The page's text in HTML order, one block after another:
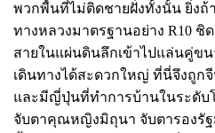
พวกพื้นที่ไม่ติดชายฝั่งทั้งนั้น ยิ่งถ้
ทางหลวงมาตรฐานอย่าง R10 ชิ
สายในแผ่นดินลึกเข้าไปแล่นคู่ข
เดินทางได้สะดวกใหญ่ ที่นี่จึงถูก
และมีญี่ปุ่นที่ทำการบ้านในระดับ
จับตาคุณหญิงมิถุนา จับตารองรั